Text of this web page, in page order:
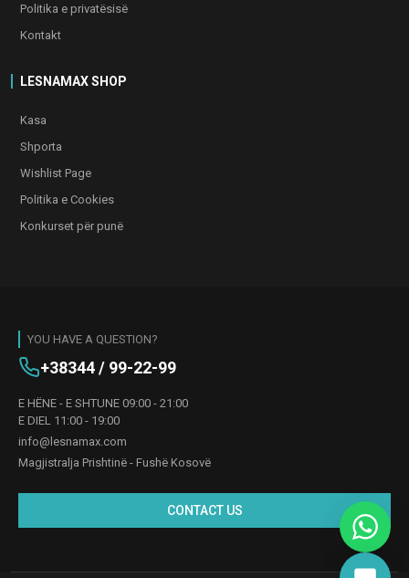
Politika e privatësisë
Kontakt
LESNAMAX SHOP
Kasa
Shporta
Wishlist Page
Politika e Cookies
Konkurset për punë
YOU HAVE A QUESTION?
+38344 / 99-22-99
E HËNE - E SHTUNE 09:00 - 21:00
E DIEL 11:00 - 19:00
info@lesnamax.com
Magjistralja Prishtinë - Fushë Kosovë
CONTACT US